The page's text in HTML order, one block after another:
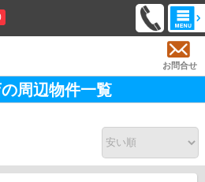
お問合せ
周辺物件一覧